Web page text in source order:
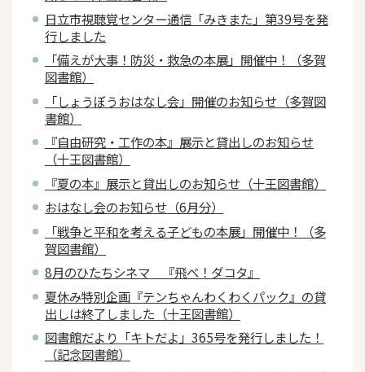
日立市視聴覚センター通信「みきまた」第39号を発
行しました
「備えが大事！防災・救急の本展」開催中！（多賀
図書館）
「しょうぼうおはなし会」開催のお知らせ（多賀図
書館）
『自由研究・工作の本』展示と貸出しのお知らせ
（十王図書館）
『夏の本』展示と貸出しのお知らせ（十王図書館）
おはなし会のお知らせ（6月分）
「戦争と平和を考える子どもの本展」開催中！（多
賀図書館）
8月のひたちシネマ 『飛べ！ダコタ』
夏休み特別企画『テンちゃんわくわくパック』の貸
出しは終了しました（十王図書館）
図書館だより「キトだよ」365号を発行しました！
（記念図書館）